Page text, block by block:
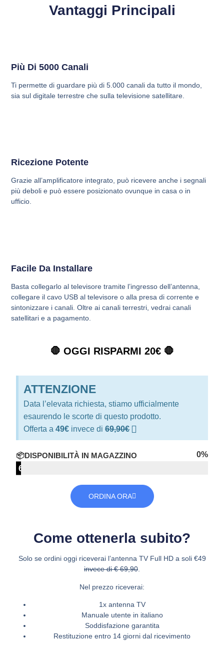
Vantaggi Principali
Più Di 5000 Canali
Ti permette di guardare più di 5.000 canali da tutto il mondo,
sia sul digitale terrestre che sulla televisione satellitare.
Ricezione Potente
Grazie all’amplificatore integrato, può ricevere anche i segnali
più deboli e può essere posizionato ovunque in casa o in
ufficio.
Facile Da Installare
Basta collegarlo al televisore tramite l’ingresso dell’antenna,
collegare il cavo USB al televisore o alla presa di corrente e
sintonizzare i canali. Oltre ai canali terrestri, vedrai canali
satellitari e a pagamento.
🛑 OGGI RISPARMI 20€ 🛑
ATTENZIONE
Data l’elevata richiesta, stiamo ufficialmente
esaurendo le scorte di questo prodotto.
Offerta a49€ invece di69,90€
📦DISPONIBILITÀ IN MAGAZZINO 0%
6
ORDINA ORA
Come ottenerla subito?
Solo se ordini oggi riceverai l’antenna TV Full HDa soli €49
invece di € 69,90
Nel prezzo riceverai:
1x antenna TV
Manuale utente in italiano
Soddisfazione garantita
Restituzione entro 14 giorni dal ricevimento